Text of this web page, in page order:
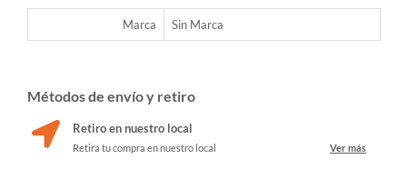
Marca Sin Marca
Métodos de envío y retiro
Retiro en nuestro local
Retira tu compra en nuestro local Ver más